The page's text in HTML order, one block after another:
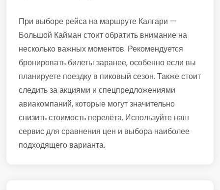
При выборе рейса на маршруте Калгари —
Большой Кайман стоит обратить внимание на
несколько важных моментов. Рекомендуется
бронировать билеты заранее, особенно если вы
планируете поездку в пиковый сезон. Также стоит
следить за акциями и спецпредложениями
авиакомпаний, которые могут значительно
снизить стоимость перелёта. Используйте наш
сервис для сравнения цен и выбора наиболее
подходящего варианта.